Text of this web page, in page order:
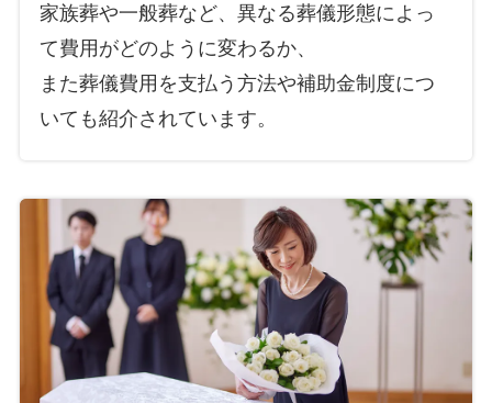
家族葬や一般葬など、異なる葬儀形態によっ
て費用がどのように変わるか、
また葬儀費用を支払う方法や補助金制度につ
いても紹介されています。